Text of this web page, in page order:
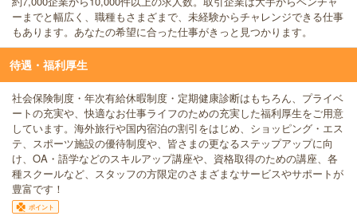
ーまでと幅広く、職種もさまざまで、未経験からチャレンジできる仕事
もあります。あなたの希望に合った仕事がきっと見つかります。
待遇・福利厚生
社会保険制度・年次有給休暇制度・定期健康診断はもちろん、プライベ
ートの充実や、快適なお仕事ライフのための充実した福利厚生をご用意
しています。海外旅行や国内宿泊の割引をはじめ、ショッピング・エス
テ、スポーツ施設の優待制度や、皆さまの更なるステップアップに向
け、OA・語学などのスキルアップ講座や、資格取得のための講座、各
種スクールなど、スタッフの方限定のさまざまなサービスやサポートが
豊富です！
ポイント